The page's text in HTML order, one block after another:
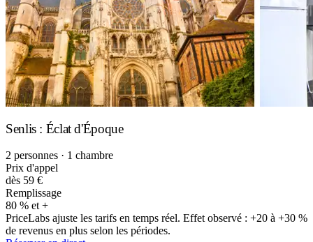
Senlis : Éclat d'Époque
2 personnes · 1 chambre
Prix d'appel
dès 59 €
Remplissage
80 % et +
PriceLabs ajuste les tarifs en temps réel. Effet observé : +20 à +30 %
de revenus en plus selon les périodes.